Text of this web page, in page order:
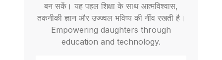
बन सकें। यह पहल शिक्षा के साथ आत्मविश्वास,
तकनीकी ज्ञान और उज्ज्वल भविष्य की नींव रखती है।
Empowering daughters through
education and technology.